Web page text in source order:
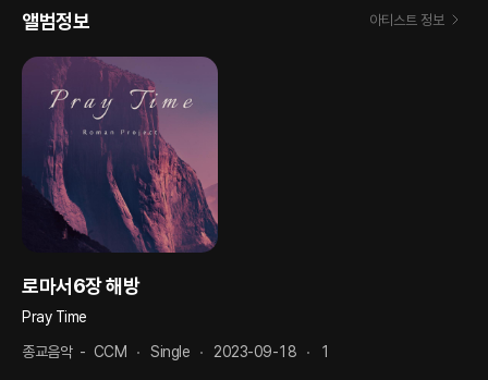
앨범정보 아티스트 정보
로마서6장 해방
Pray Time
종교음악- CCM Single 2023-09-18 1